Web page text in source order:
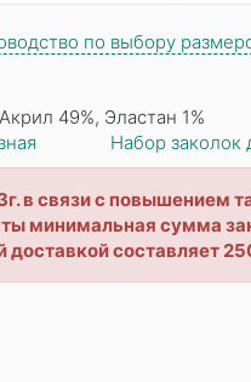
по выбору
49%, Эластан 1%
Набор заколок
в связи с повышением
минимальная сумма
доставкой составляет